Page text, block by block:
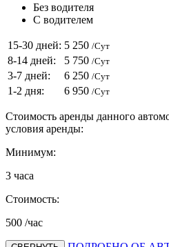
Без водителя
С водителем
15-30 дней: 5 250 /Сут
8-14 дней: 5 750 /Сут
3-7 дней: 6 250 /Сут
1-2 дня: 6 950 /Сут
Стоимость аренды данного
условия аренды:
Минимум:
3 часа
Стоимость:
500 /час